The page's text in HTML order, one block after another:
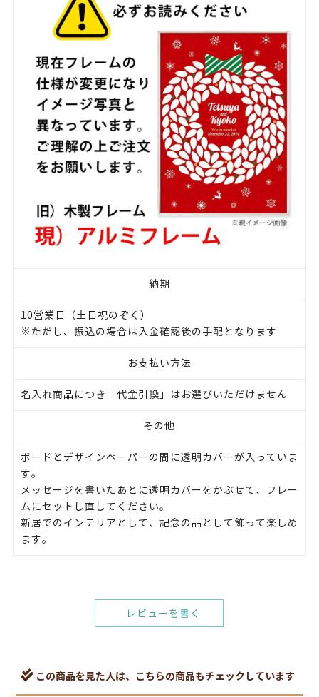
納期
10営業日（土日祝のぞく）
※ただし、振込の場合は入金確認後の手配となります
お支払い方法
名入れ商品につき「代金引換」はお選びいただけません
その他
ボードとデザインペーパーの間に透明カバーが入っていま
す。
メッセージを書いたあとに透明カバーをかぶせて、フレー
ムにセットし直してください。
新居でのインテリアとして、記念の品として飾って楽しめ
ます。
レビューを書く
この商品を見た人は、こちらの商品もチェックしています